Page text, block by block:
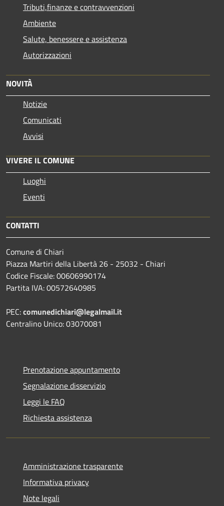
Tributi,finanze e contravvenzioni
Ambiente
Salute, benessere e assistenza
Autorizzazioni
NOVITÀ
Notizie
Comunicati
Avvisi
VIVERE IL COMUNE
Luoghi
Eventi
CONTATTI
Comune di Chiari
Piazza Martiri della Libertà 26 - 25032 - Chiari
Codice Fiscale: 00606990174
Partita IVA: 00572640985
PEC:comunedichiari@legalmail.it
Centralino Unico: 03070081
Prenotazione appuntamento
Segnalazione disservizio
Leggi le FAQ
Richiesta assistenza
Amministrazione trasparente
Informativa privacy
Note legali